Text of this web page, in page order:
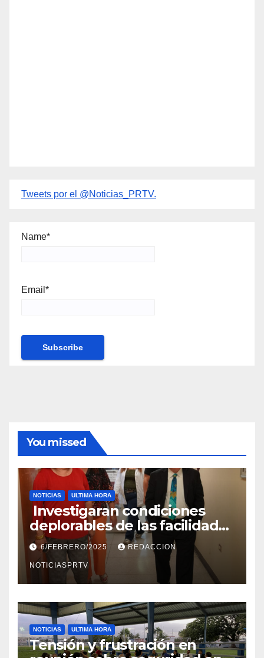
Tweets por el @Noticias_PRTV.
Name*
Email*
You missed
NOTICIAS ULTIMA HORA
Investigaran condiciones
deplorables de las facilidades
el Departamento de la Salud
en Mayagüez
6/FEBRERO/2025 REDACCION
NOTICIASPRTV
NOTICIAS ULTIMA HORA
Tensión y frustración en